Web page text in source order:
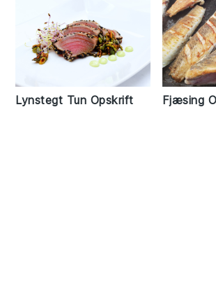
Lynstegt Tun Opskrift Fjæsing